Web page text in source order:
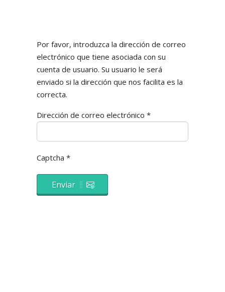
Por favor, introduzca la dirección de correo
electrónico que tiene asociada con su
cuenta de usuario. Su usuario le será
enviado si la dirección que nos facilita es la
correcta.
Dirección de correo electrónico *
Captcha *
Enviar